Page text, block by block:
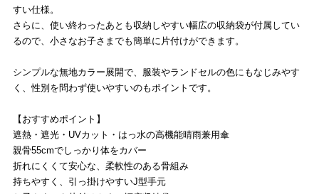
すい仕様。
さらに、使い終わったあとも収納しやすい幅広の収納袋が付属してい
るので、小さなお子さまでも簡単に片付けができます。
シンプルな無地カラー展開で、服装やランドセルの色にもなじみやす
く、性別を問わず使いやすいのもポイントです。
【おすすめポイント】
遮熱・遮光・UVカット・はっ水の高機能晴雨兼用傘
親骨55cmでしっかり体をカバー
折れにくくて安心な、柔軟性のある骨組み
持ちやすく、引っ掛けやすいJ型手元